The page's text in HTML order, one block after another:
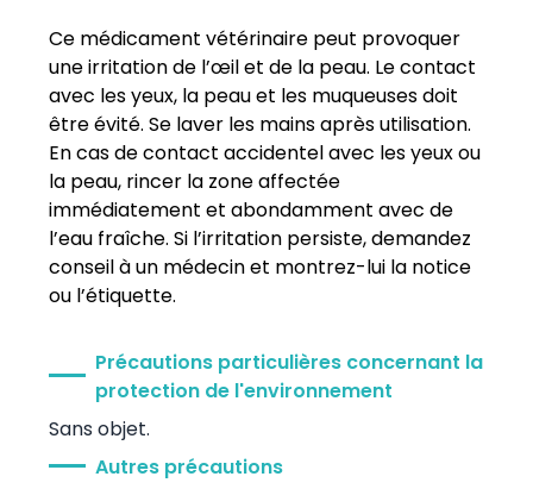
Ce médicament vétérinaire peut provoquer
une irritation de l’œil et de la peau. Le contact
avec les yeux, la peau et les muqueuses doit
être évité. Se laver les mains après utilisation.
En cas de contact accidentel avec les yeux ou
la peau, rincer la zone affectée
immédiatement et abondamment avec de
l’eau fraîche. Si l’irritation persiste, demandez
conseil à un médecin et montrez-lui la notice
ou l’étiquette.
Précautions particulières concernant la
protection de l'environnement
Sans objet.
Autres précautions